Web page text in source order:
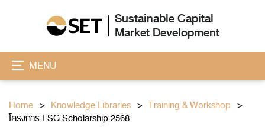
Sustainable Capital
Market Development
MENU
Home Knowledge Libraries
Training & Workshop
โครงการ ESG Scholarship 2568